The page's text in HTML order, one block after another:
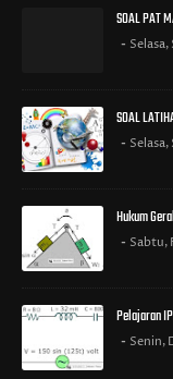
SOAL PAT
SOAL
Hukum
Sabtu,
Pelajaran
Senin,